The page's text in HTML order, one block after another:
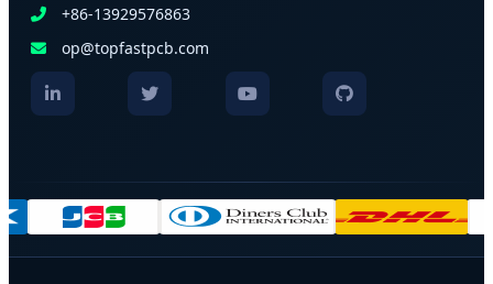
+86-13929576863
op@topfastpcb.com